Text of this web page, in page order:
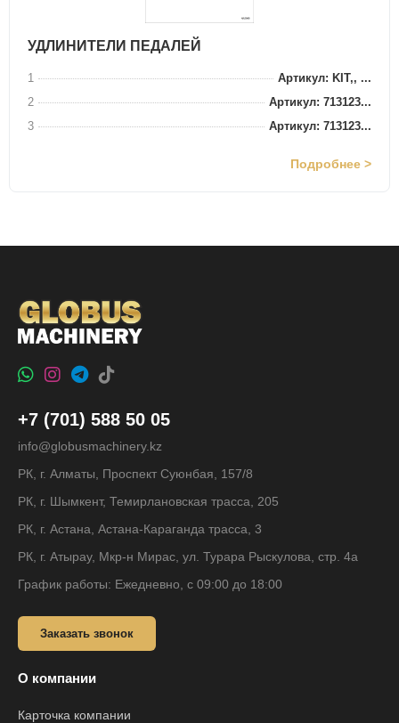
УДЛИНИТЕЛИ ПЕДАЛЕЙ
1
Артикул: KIT,, ...
2
Артикул: 713123...
3
Артикул: 713123...
Подробнее >
+7 (701) 588 50 05
info@globusmachinery.kz
РК, г. Алматы, Проспект Суюнбая, 157/8
РК, г. Шымкент, Темирлановская трасса, 205
РК, г. Астана, Астана-Караганда трасса, 3
РК, г. Атырау, Мкр-н Мирас, ул. Турара Рыскулова, стр. 4а
График работы: Ежедневно, с 09:00 до 18:00
Заказать звонок
О компании
Карточка компании